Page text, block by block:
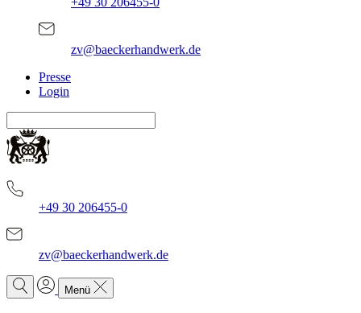
zv@baeckerhandwerk.de
Presse
Login
+49 30 206455-0
zv@baeckerhandwerk.de
Menü